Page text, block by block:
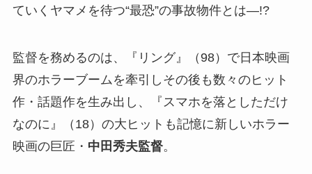
ていくヤマメを待つ“最恐”の事故物件とは—!?
監督を務めるのは、『リング』（98）で日本映画
界のホラーブームを牽引しその後も数々のヒット
作・話題作を生み出し、『スマホを落としただけ
なのに』（18）の大ヒットも記憶に新しいホラー
映画の巨匠・ 中田秀夫監督。